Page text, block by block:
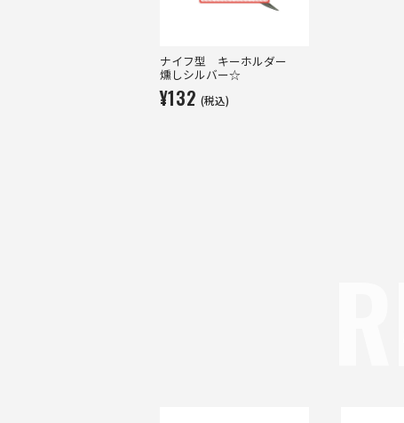
ナイフ型 キーホルダー
燻しシルバー☆
¥132 (税込)